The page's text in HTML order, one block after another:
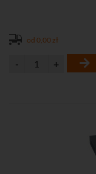
• Metalowa obudowa
od 0,00 zł